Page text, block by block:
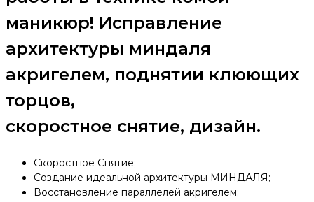
маникюр! Исправление
архитектуры миндаля
акригелем, поднятии клюющих
торцов,
скоростное снятие, дизайн.
Скоростное Снятие;
Создание идеальной архитектуры МИНДАЛЯ;
Восстановление параллелей акригелем;